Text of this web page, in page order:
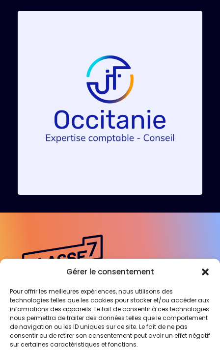
Gérer le consentement
Pour offrir les meilleures expériences, nous utilisons des
technologies telles que les cookies pour stocker et/ou accéder aux
informations des appareils. Le fait de consentir à ces technologies
nous permettra de traiter des données telles que le comportement
de navigation ou les ID uniques sur ce site. Le fait de ne pas
consentir ou de retirer son consentement peut avoir un effet négatif
sur certaines caractéristiques et fonctions.
Engagée auprès des Experts-
Comptables
pour révéler leur cabinet